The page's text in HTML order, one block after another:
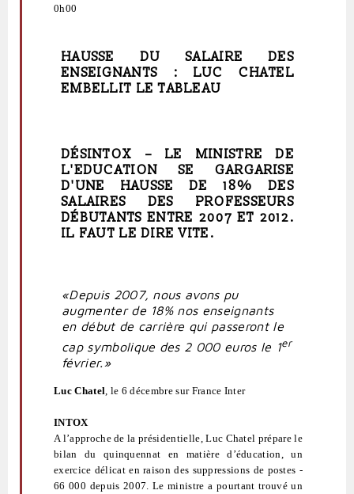
0h00
HAUSSE DU SALAIRE DES
ENSEIGNANTS : LUC CHATEL
EMBELLIT LE TABLEAU
DÉSINTOX –LE MINISTRE DE
L'EDUCATION SE GARGARISE
D'UNE HAUSSE DE 18% DES
SALAIRES DES PROFESSEURS
DÉBUTANTS ENTRE 2007 ET 2012.
IL FAUT LE DIRE VITE.
«Depuis 2007, nous avons pu
augmenter de 18% nos enseignants
en début de carrière qui passeront le
cap symbolique des 2 000 euros le 1er
février.»
Luc Chatel , le 6 décembre sur France Inter
INTOX
A l’approche de la présidentielle, Luc Chatel prépare le
bilan du quinquennat en matière d’éducation, un
exercice délicat en raison des suppressions de postes -
66 000 depuis 2007. Le ministre a pourtant trouvé un